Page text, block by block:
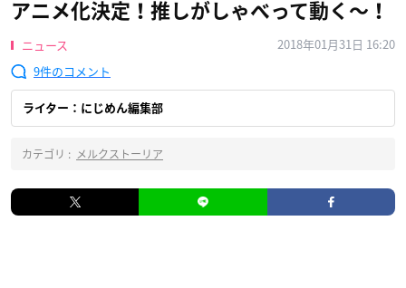
アニメ化決定！推しがしゃべって動く〜！
ニュース
2018年01月31日 16:20
9
ライター：にじめん編集部
カテゴリ : メルクストーリア